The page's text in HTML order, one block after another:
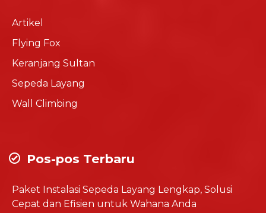
Artikel
Flying Fox
Keranjang Sultan
Sepeda Layang
Wall Climbing
Pos-pos Terbaru
Paket Instalasi Sepeda Layang Lengkap, Solusi
Cepat dan Efisien untuk Wahana Anda